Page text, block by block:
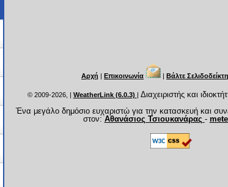
Αρχή |Επικοινωνία |Βάλτε Σελιδοδείκτη
© 2009-2026, | WeatherLink (6.0.3) | Διαχειριστής και
Ένα μεγάλο δημόσιο ευχαριστώ για την κατασκευή και
στον: Αθανάσιος Τσιουκανάρας -